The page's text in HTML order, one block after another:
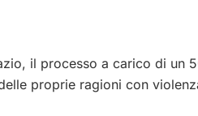
il processo a carico di un
proprie ragioni con